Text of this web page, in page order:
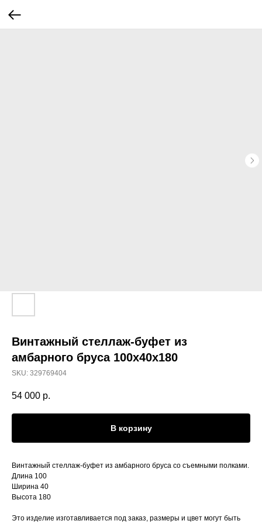
Винтажный стеллаж-буфет из
амбарного бруса 100х40х180
SKU: 329769404
54 000 р.
В корзину
Винтажный стеллаж-буфет из амбарного бруса со съемными полками.
Длина 100
Ширина 40
Высота 180
Это изделие изготавливается под заказ, размеры и цвет могут быть